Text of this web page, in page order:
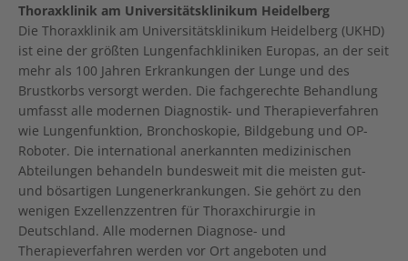
Thoraxklinik am Universitätsklinikum Heidelberg
Die Thoraxklinik am Universitätsklinikum Heidelberg (UKHD)
ist eine der größten Lungenfachkliniken Europas, an der seit
mehr als 100 Jahren Erkrankungen der Lunge und des
Brustkorbs versorgt werden. Die fachgerechte Behandlung
umfasst alle modernen Diagnostik- und Therapieverfahren
wie Lungenfunktion, Bronchoskopie, Bildgebung und OP-
Roboter. Die international anerkannten medizinischen
Abteilungen behandeln bundesweit mit die meisten gut-
und bösartigen Lungenerkrankungen. Sie gehört zu den
wenigen Exzellenzzentren für Thoraxchirurgie in
Deutschland. Alle modernen Diagnose- und
Therapieverfahren werden vor Ort angeboten und